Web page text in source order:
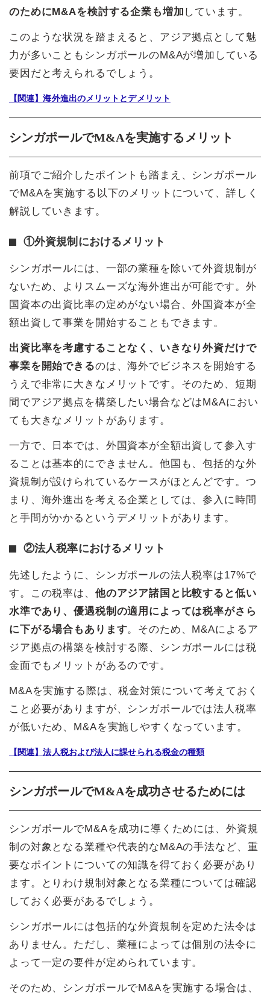
のためにM&Aを検討する企業も増加 しています。
このような状況を踏まえると、アジア拠点として魅
力が多いこともシンガポールのM&Aが増加している
要因だと考えられるでしょう。
【関連】海外進出のメリットとデメリット
シンガポールでM&Aを実施するメリット
前項でご紹介したポイントも踏まえ、シンガポール
でM&Aを実施する以下のメリットについて、詳しく
解説していきます。
①外資規制におけるメリット
シンガポールには、一部の業種を除いて外資規制が
ないため、よりスムーズな海外進出が可能です。外
国資本の出資比率の定めがない場合、外国資本が全
額出資して事業を開始することもできます。
出資比率を考慮することなく、いきなり外資だけで
事業を開始できるのは、海外でビジネスを開始する
うえで非常に大きなメリットです。そのため、短期
間でアジア拠点を構築したい場合などはM&Aにおい
ても大きなメリットがあります。
一方で、日本では、外国資本が全額出資して参入す
ることは基本的にできません。他国も、包括的な外
資規制が設けられているケースがほとんどです。つ
まり、海外進出を考える企業としては、参入に時間
と手間がかかるというデメリットがあります。
②法人税率におけるメリット
先述したように、シンガポールの法人税率は17%で
す。この税率は、 他のアジア諸国と比較すると低い
水準であり、優遇税制の適用によっては税率がさら
に下がる場合もあります。そのため、M&Aによるア
ジア拠点の構築を検討する際、シンガポールには税
金面でもメリットがあるのです。
M&Aを実施する際は、税金対策について考えておく
こと必要がありますが、シンガポールでは法人税率
が低いため、M&Aを実施しやすくなっています。
【関連】法人税および法人に課せられる税金の種類
シンガポールでM&Aを成功させるためには
シンガポールでM&Aを成功に導くためには、外資規
制の対象となる業種や代表的なM&Aの手法など、重
要なポイントについての知識を得ておく必要があり
ます。とりわけ規制対象となる業種については確認
しておく必要があるでしょう。
シンガポールには包括的な外資規制を定めた法令は
ありません。ただし、業種によっては個別の法令に
よって一定の要件が定められています。
そのため、シンガポールでM&Aを実施する場合は、